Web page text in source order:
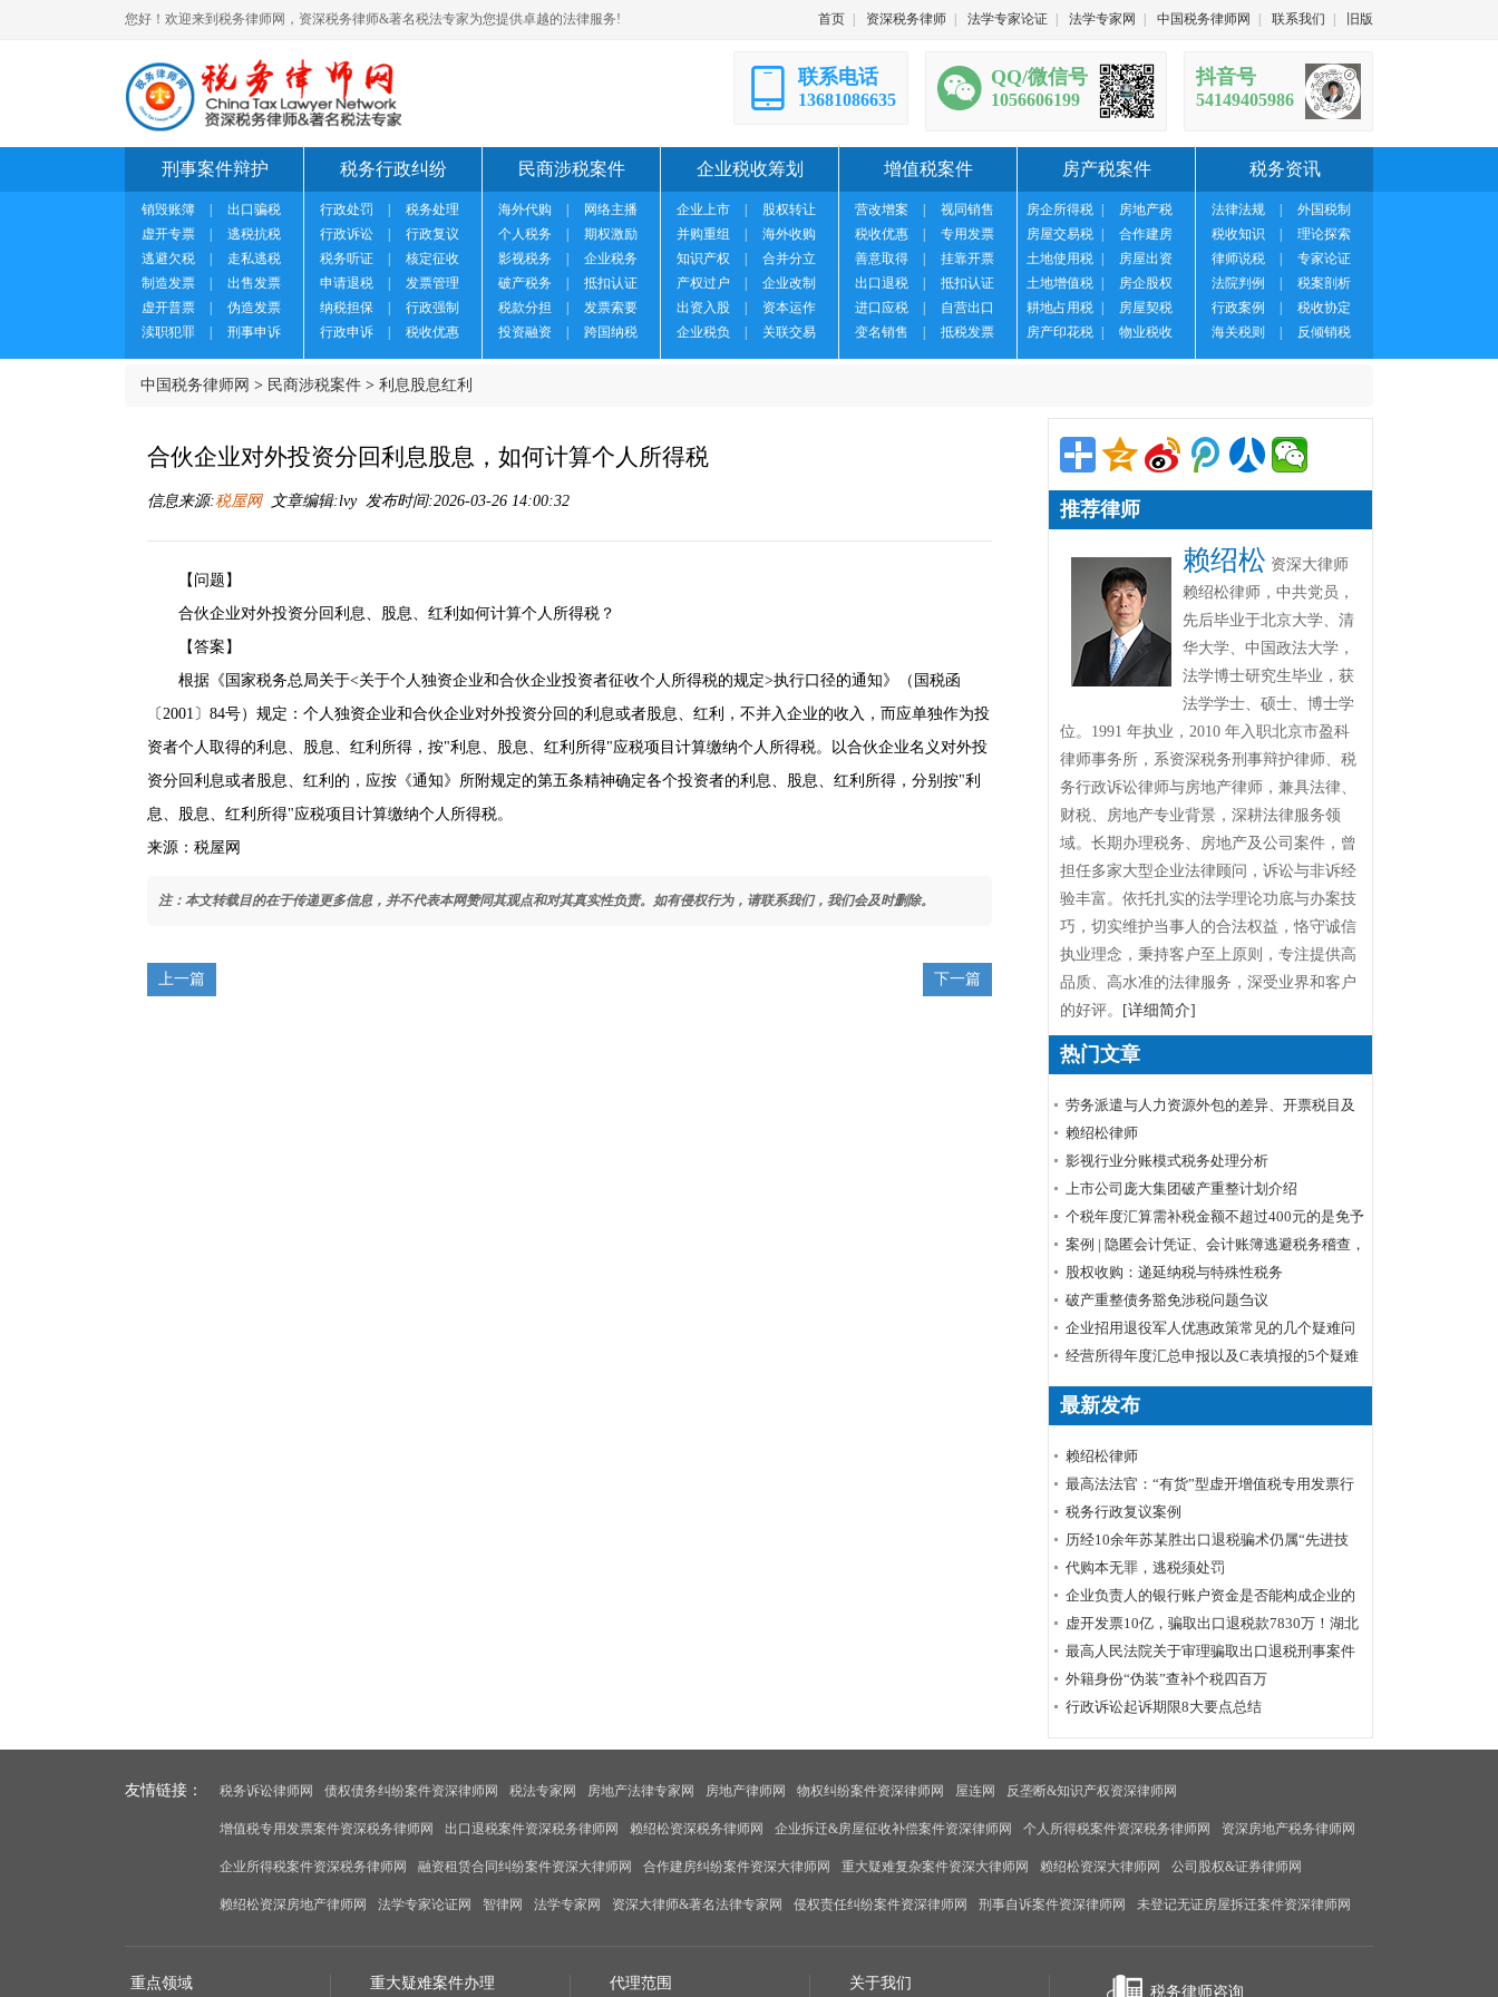
您好！欢迎来到税务律师网，资深税务律师&著名税法专家为您提供卓越的法律服务! 首页 资深税务律师 法学专家论证 法学专家网 中国税务律师网 联系我们 旧版
联系电话
13681086635
QQ/微信号
1056606199
抖音号
54149405986
刑事案件辩护
销毁账簿
出口骗税
虚开专票
逃税抗税
逃避欠税
走私逃税
制造发票
出售发票
虚开普票
伪造发票
渎职犯罪
刑事申诉
税务行政纠纷
行政处罚
税务处理
行政诉讼
行政复议
税务听证
核定征收
申请退税
发票管理
纳税担保
行政强制
行政申诉
税收优惠
民商涉税案件
海外代购
网络主播
个人税务
期权激励
影视税务
企业税务
破产税务
抵扣认证
税款分担
发票索要
投资融资
跨国纳税
企业税收筹划
企业上市
股权转让
并购重组
海外收购
知识产权
合并分立
产权过户
企业改制
出资入股
资本运作
企业税负
关联交易
增值税案件
营改增案
视同销售
税收优惠
专用发票
善意取得
挂靠开票
出口退税
抵扣认证
进口应税
自营出口
变名销售
抵税发票
房产税案件
房企所得税
房地产税
房屋交易税
合作建房
土地使用税
房屋出资
土地增值税
房企股权
耕地占用税
房屋契税
房产印花税
物业税收
税务资讯
法律法规
外国税制
税收知识
理论探索
律师说税
专家论证
法院判例
税案剖析
行政案例
税收协定
海关税则
反倾销税
中国税务律师网 > 民商涉税案件 > 利息股息红利
合伙企业对外投资分回利息股息，如何计算个人所得税
信息来源:税屋网文章编辑:lvy 发布时间:2026-03-26 14:00:32
【问题】
合伙企业对外投资分回利息、股息、红利如何计算个人所得税？
【答案】
根据《 国家税务总局关于<关于个人独资企业和合伙企业投资者征收个人所得税的规定>执行口径的通知》（ 国税函
〔2001〕84号）规定：个人独资企业和合伙企业对外投资分回的利息或者股息、红利，不并入企业的收入，而应单独作为投
资者个人取得的利息、股息、红利所得，按"利息、股息、红利所得"应税项目计算缴纳个人所得税。以合伙企业名义对外投
资分回利息或者股息、红利的，应按《通知》所附规定的第五条精神确定各个投资者的利息、股息、红利所得，分别按"利
息、股息、红利所得"应税项目计算缴纳个人所得税。
来源：税屋网
注：本文转载目的在于传递更多信息，并不代表本网赞同其观点和对其真实性负责。如有侵权行为，请联系我们，我们会及时删除。
上一篇 下一篇
推荐律师
赖绍松 资深大律师
赖绍松律师，中共党员，
先后毕业于北京大学、清
华大学、中国政法大学，
法学博士研究生毕业，获
法学学士、硕士、博士学
位。1991 年执业，2010 年入职北京市盈科
律师事务所，系资深税务刑事辩护律师、税
务行政诉讼律师与房地产律师，兼具法律、
财税、房地产专业背景，深耕法律服务领
域。长期办理税务、房地产及公司案件，曾
担任多家大型企业法律顾问，诉讼与非诉经
验丰富。依托扎实的法学理论功底与办案技
巧，切实维护当事人的合法权益，恪守诚信
执业理念，秉持客户至上原则，专注提供高
品质、高水准的法律服务，深受业界和客户
的好评。
[详细简介]
热门文章
劳务派遣与人力资源外包的差异、开票税目及
税率
赖绍松律师
影视行业分账模式税务处理分析
上市公司庞大集团破产重整计划介绍
个税年度汇算需补税金额不超过400元的是免予
申报还是免予补缴
案例 | 隐匿会计凭证、会计账簿逃避税务稽查，
小心被判刑！
股权收购：递延纳税与特殊性税务
破产重整债务豁免涉税问题刍议
企业招用退役军人优惠政策常见的几个疑难问
题解答
经营所得年度汇总申报以及C表填报的5个疑难
问题
最新发布
赖绍松律师
最高法法官：“有货”型虚开增值税专用发票行
为定性
税务行政复议案例
历经10余年苏某胜出口退税骗术仍属“先进技
术”，福州国税稽查局相应的查骗方法仍非常管
用
代购本无罪，逃税须处罚
企业负责人的银行账户资金是否能构成企业的
应税收入？
虚开发票10亿，骗取出口退税款7830万！湖北
破获链条式骗税案
最高人民法院关于审理骗取出口退税刑事案件
具体应用法律若干问题的解释辑
外籍身份“伪装”查补个税四百万
行政诉讼起诉期限8大要点总结
友情链接： 税务诉讼律师网 债权债务纠纷案件资深律师网 税法专家网 房地产法律专家网 房地产律师网 物权纠纷案件资深律师网 屋连网 反垄断&知识产权资深律师网
增值税专用发票案件资深税务律师网 出口退税案件资深税务律师网 赖绍松资深税务律师网 企业拆迁&房屋征收补偿案件资深律师网 个人所得税案件资深税务律师网 资深房地产税务律师网
企业所得税案件资深税务律师网 融资租赁合同纠纷案件资深大律师网 合作建房纠纷案件资深大律师网 重大疑难复杂案件资深大律师网 赖绍松资深大律师网 公司股权&证券律师网
赖绍松资深房地产律师网 法学专家论证网 智律网 法学专家网 资深大律师&著名法律专家网 侵权责任纠纷案件资深律师网 刑事自诉案件资深律师网 未登记无证房屋拆迁案件资深律师网
重点领域 重大疑难案件办理 代理范围 关于我们
税务律师咨询